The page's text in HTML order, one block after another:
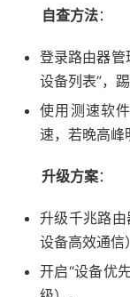
自查方法：
登录路由器管
设备列表”，
使用测速软
速，若晚高峰
升级方案：
升级千兆路
设备高效通信
开启“设备优